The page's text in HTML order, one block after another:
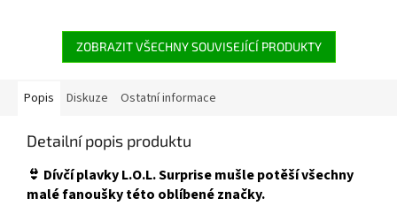
provedení 👉 Více produktů s
motivem L.O.L. Surprise
Surprise 👉 Více produktů s
motivem L.O.L. Surprise
ZOBRAZIT VŠECHNY SOUVISEJÍCÍ PRODUKTY
Popis Diskuze Ostatní informace
Detailní popis produktu
👙 Dívčí plavky L.O.L. Surprise mušle potěší všechny
malé fanoušky této oblíbené značky.